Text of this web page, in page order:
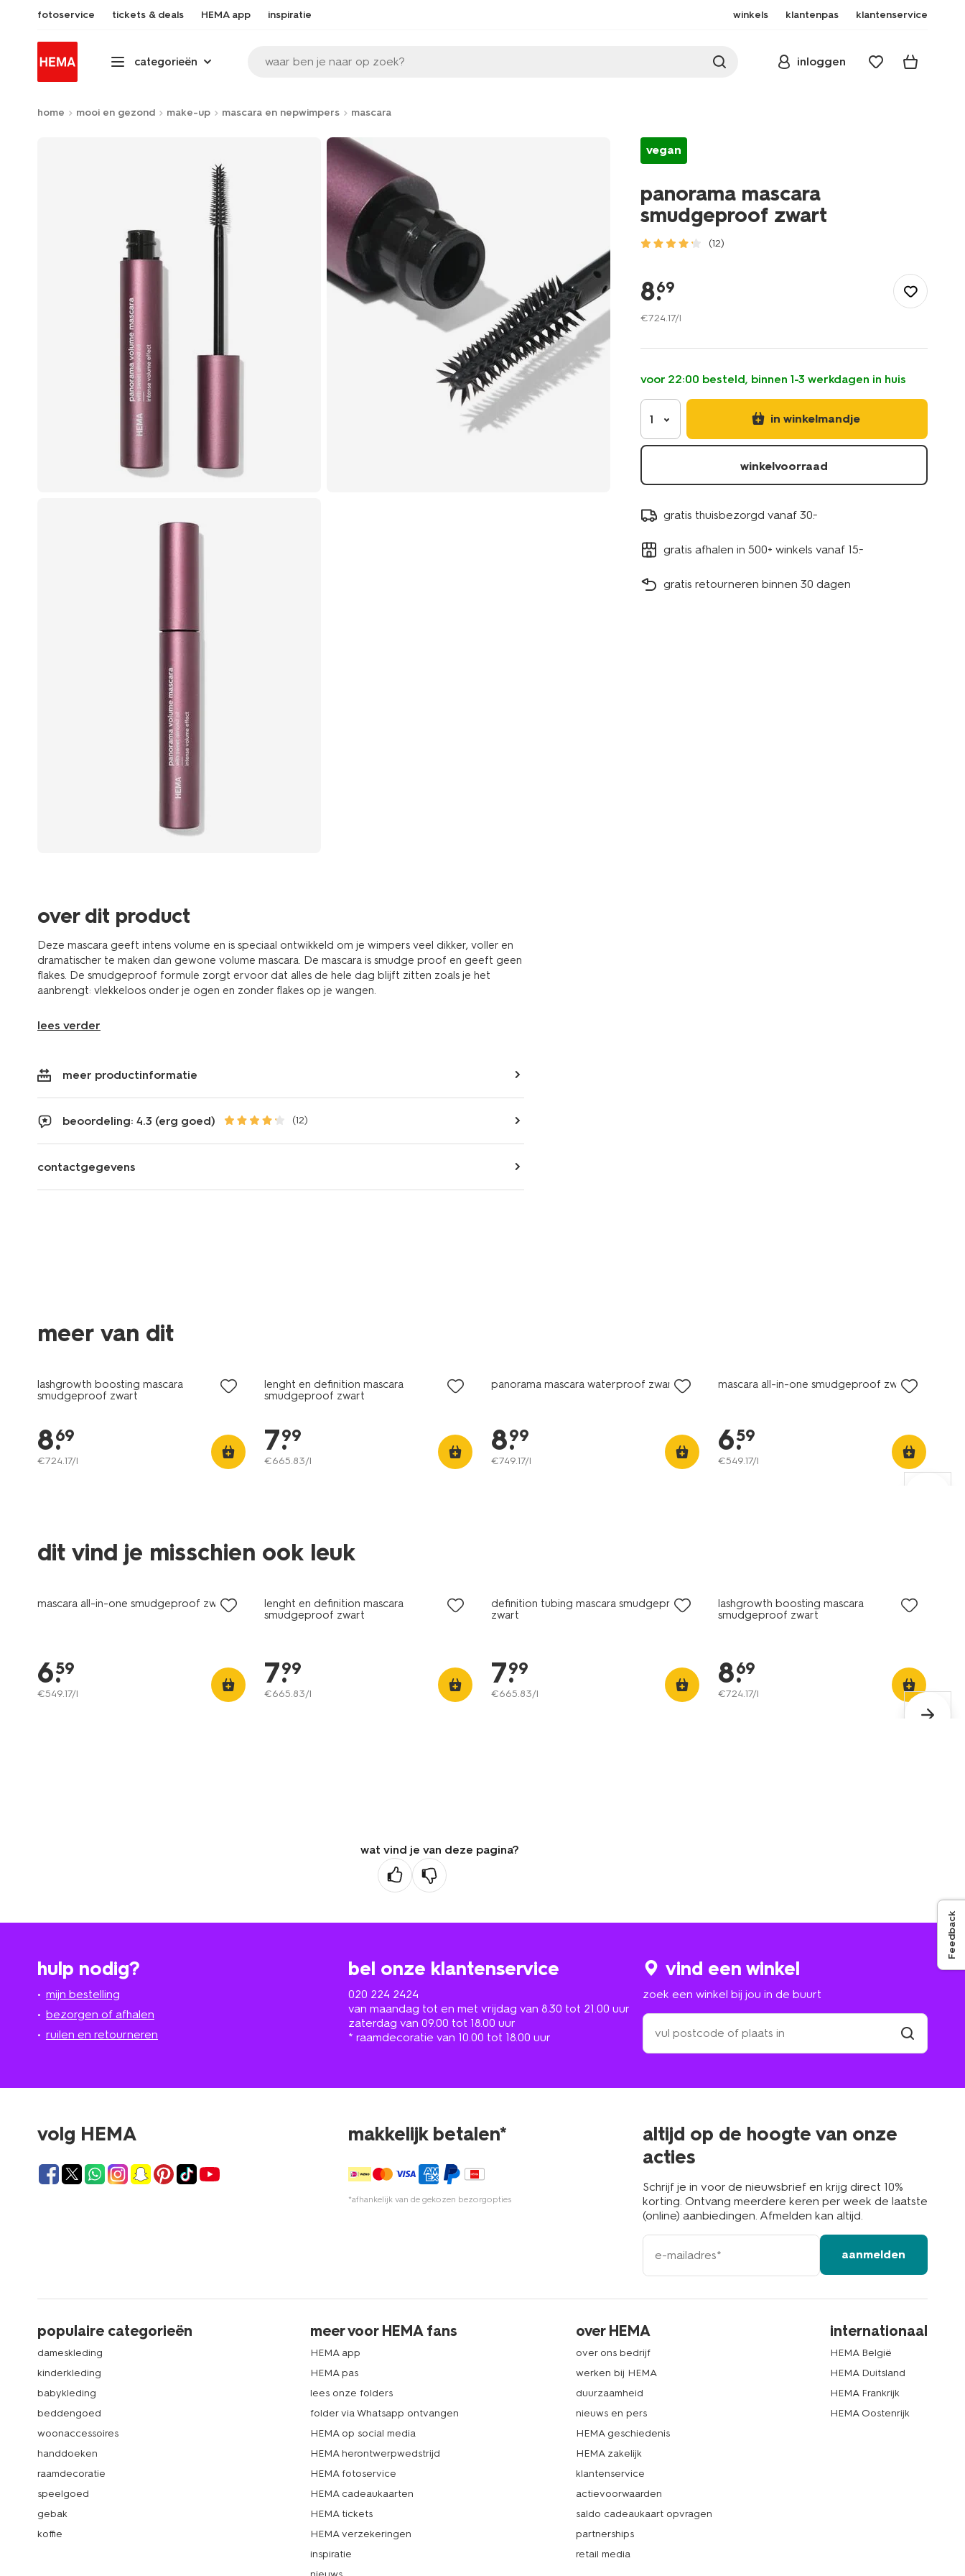
fotoservice tickets & deals HEMA app inspiratie winkels klantenpas klantenservice
categorieën waar ben je naar op zoek? inloggen
home mooi en gezond make-up mascara en nepwimpers mascara
over dit product
Deze mascara geeft intens volume en is speciaal ontwikkeld om je wimpers veel dikker, voller en
dramatischer te maken dan gewone volume mascara. De mascara is smudge proof en geeft geen
flakes. De smudgeproof formule zorgt ervoor dat alles de hele dag blijft zitten zoals je het
aanbrengt: vlekkeloos onder je ogen en zonder flakes op je wangen.
lees verder
meer productinformatie
beoordeling: 4.3 (erg goed) (12)
contactgegevens
vegan
panorama mascara
smudgeproof zwart
(12)
up/mascara-
mascara-
8.
69
€724.17/l
voor 22:00 besteld, binnen 1-3 werkdagen in huis
1 in winkelmandje
winkelvoorraad
gratis thuisbezorgd vanaf 30.-
gratis afhalen in 500+ winkels vanaf 15.-
gratis retourneren binnen 30 dagen
meer van dit
lashgrowth boosting mascara
smudgeproof zwart
8.
69
€724.17/l
lenght en definition mascara
smudgeproof zwart
7.
99
€665.83/l
panorama mascara waterproof zwart
8.
99
€749.17/l
mascara all-in-one smudgeproof zwart
6.
59
€549.17/l
dit vind je misschien ook leuk
mascara all-in-one smudgeproof zwart
6.
59
€549.17/l
lenght en definition mascara
smudgeproof zwart
7.
99
€665.83/l
definition tubing mascara smudgeproof
zwart
7.
99
€665.83/l
lashgrowth boosting mascara
smudgeproof zwart
8.
69
€724.17/l
wat vind je van deze pagina?
hulp nodig?
mijn bestelling
bezorgen of afhalen
ruilen en retourneren
bel onze klantenservice
020 224 2424
van maandag tot en met vrijdag van 8.30 tot 21.00 uur
zaterdag van 09.00 tot 18.00 uur
* raamdecoratie van 10.00 tot 18.00 uur
vind een winkel
zoek een winkel bij jou in de buurt
zoek
een
winkel
in
volg HEMA makkelijk betalen*
*afhankelijk van de gekozen bezorgopties
altijd op de hoogte van onze
acties
Schrijf je in voor de nieuwsbrief en krijg direct 10%
korting. Ontvang meerdere keren per week de laatste
(online) aanbiedingen. Afmelden kan altijd.
e-
mailadres
aanmelden
populaire categorieën
dameskleding
kinderkleding
babykleding
beddengoed
woonaccessoires
handdoeken
raamdecoratie
speelgoed
gebak
koffie
meer voor HEMA fans
HEMA app
HEMA pas
lees onze folders
folder via Whatsapp ontvangen
HEMA op social media
HEMA herontwerpwedstrijd
HEMA fotoservice
HEMA cadeaukaarten
HEMA tickets
HEMA verzekeringen
inspiratie
over HEMA
over ons bedrijf
werken bij HEMA
duurzaamheid
nieuws en pers
HEMA geschiedenis
HEMA zakelijk
klantenservice
actievoorwaarden
saldo cadeaukaart opvragen
partnerships
retail media
internationaal
HEMA België
HEMA Duitsland
HEMA Frankrijk
HEMA Oostenrijk
Feedback